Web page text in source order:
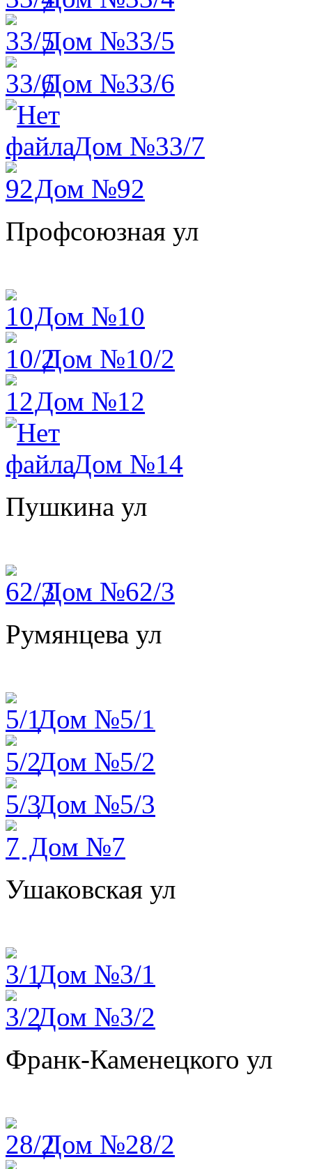
Дом №33/5
Дом №33/6
Дом №33/7
Дом №92
Профсоюзная ул
Дом №10
Дом №10/2
Дом №12
Дом №14
Пушкина ул
Дом №62/3
Румянцева ул
Дом №5/1
Дом №5/2
Дом №5/3
Дом №7
Ушаковская ул
Дом №3/1
Дом №3/2
Франк-Каменецкого ул
Дом №28/2